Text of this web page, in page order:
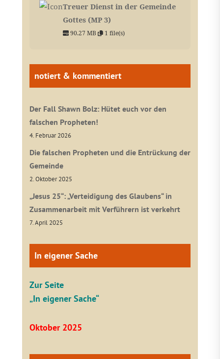
Treuer Dienst in der Gemeinde
Gottes (MP 3)
90.27 MB 1 file(s)
notiert & kommentiert
Der Fall Shawn Bolz: Hütet euch vor den
falschen Propheten!
4. Februar 2026
Die falschen Propheten und die Entrückung der
Gemeinde
2. Oktober 2025
„Jesus 25“: „Verteidigung des Glaubens“ in
Zusammenarbeit mit Verführern ist verkehrt
7. April 2025
In eigener Sache
Zur Seite
„In eigener Sache“
Oktober 2025